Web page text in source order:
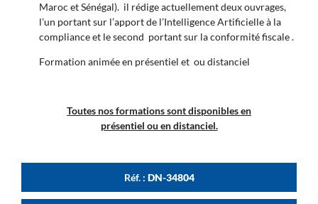
Maroc et Sénégal). il rédige actuellement deux ouvrages,
l’un portant sur l’apport de l’Intelligence Artificielle à la
compliance et le second portant sur la conformité fiscale .
Formation animée en présentiel et ou distanciel
Toutes nos formations sont disponibles en
présentiel ou en distanciel.
Réf. : DN-34804